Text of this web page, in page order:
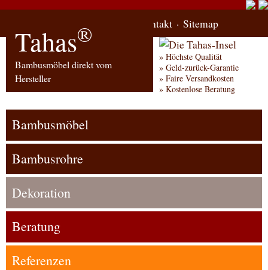
Kontakt Sitemap
Tahas®
Bambusmöbel direkt vom
Hersteller
Höchste Qualität
Geld-zurück-Garantie
Faire Versandkosten
Kostenlose Beratung
Bambusmöbel
Bambusrohre
Dekoration
Beratung
Referenzen